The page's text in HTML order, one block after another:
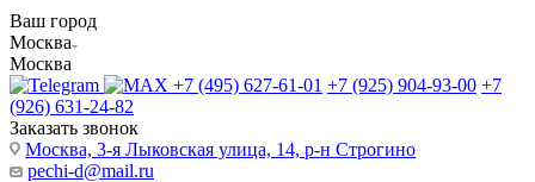
Ваш город
Москва
Москва
+7 (495) 627-61-01 +7 (925) 904-93-00 +7
(926) 631-24-82
Заказать звонок
Москва, 3-я Лыковская улица, 14, р-н Строгино
pechi-d@mail.ru